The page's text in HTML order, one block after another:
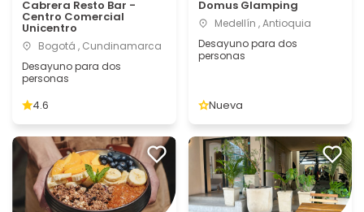
Cabrera Resto Bar -
Centro Comercial
Unicentro
Bogotá , Cundinamarca
Desayuno para dos
personas
4.6
Domus Glamping
Medellín , Antioquia
Desayuno para dos
personas
Nueva